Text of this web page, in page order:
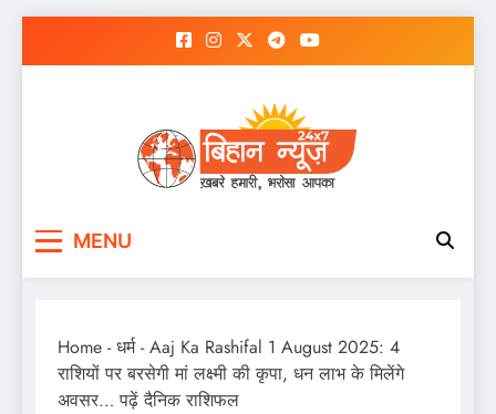
MENU
Home -धर्म-Aaj Ka Rashifal 1 August 2025: 4
राशियों पर बरसेगी मां लक्ष्मी की कृपा, धन लाभ के मिलेंगे
अवसर… पढ़ें दैनिक राशिफल